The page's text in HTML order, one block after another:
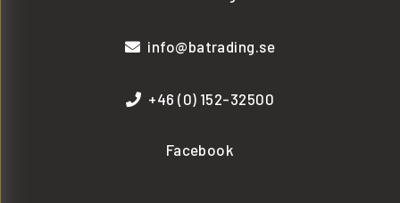
info@batrading.se
+46 (0) 152-32500
Facebook